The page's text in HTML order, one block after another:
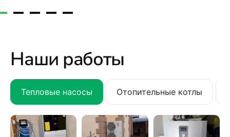
Наши работы
Тепловые насосы Отопительные котлы